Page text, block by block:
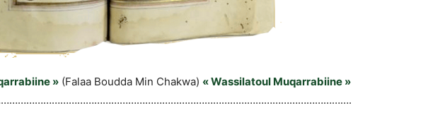
» (Falaa Boudda Min Chakwa) « Wassilatoul Muqarrabiine »
……………………………………………………………………………………………………………….